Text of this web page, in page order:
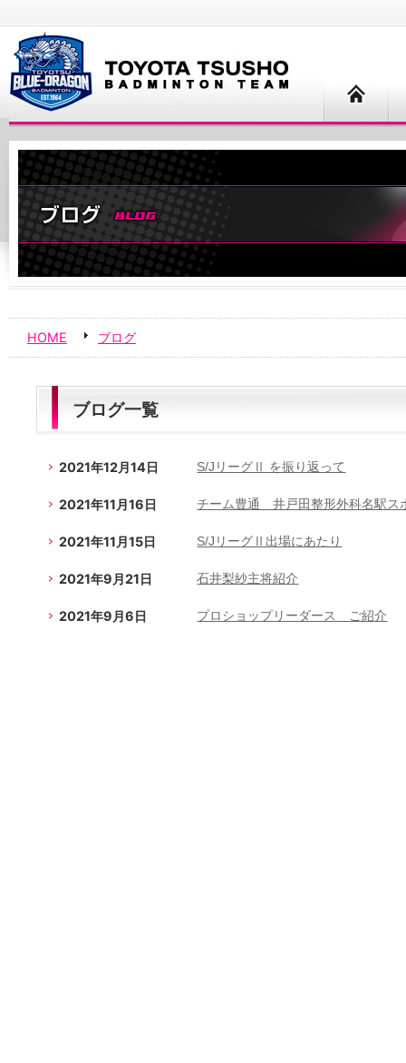
HOME ブログ
ブログ一覧
2021年12月14日 S/JリーグⅡ を振り返って
2021年11月16日 チーム豊通 井戸田整形外科名駅ス
2021年11月15日 S/JリーグⅡ出場にあたり
2021年9月21日 石井梨紗主将紹介
2021年9月6日 プロショップリーダース ご紹介